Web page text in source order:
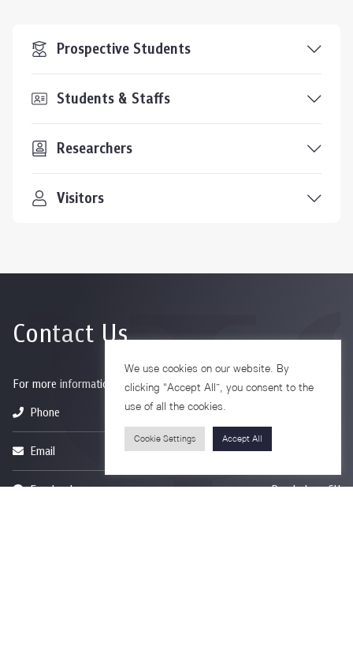
Prospective Students
Students & Staffs
Researchers
Visitors
Contact Us
For more information please contact
Phone
Email psy@chula.ac.th
Facebook Psychology CU
We use cookies on our website. By
clicking “Accept All”, you consent to the
use of all the cookies.
Cookie Settings Accept All